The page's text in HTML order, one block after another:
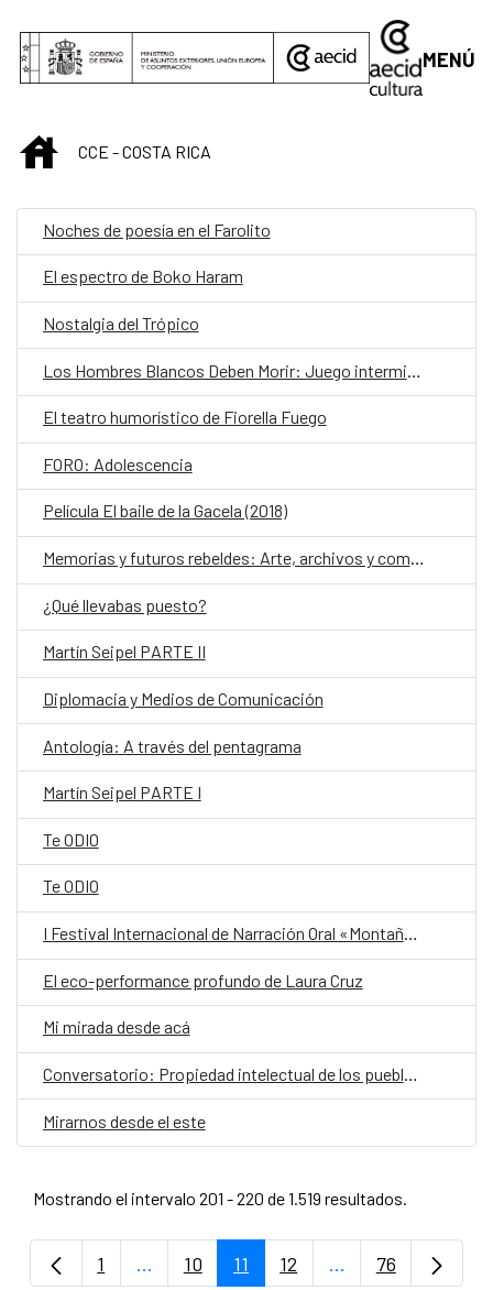
MENÚ
INICIO
CCE - COSTA RICA
Noches de poesía en el Farolito
El espectro de Boko Haram
Nostalgia del Trópico
El teatro humorístico de Fiorella Fuego
FORO: Adolescencia
Película El baile de la Gacela (2018)
Memorias y futuros rebeldes: Arte, archivos y comunidad ante el autoritarismo en Nicaragua y Centroamérica
¿Qué llevabas puesto?
Martín Seipel PARTE II
Diplomacia y Medios de Comunicación
Antología: A través del pentagrama
Martín Seipel PARTE I
Te ODIO
Te ODIO
I Festival Internacional de Narración Oral «Montaña de Palabras»
El eco-performance profundo de Laura Cruz
Mi mirada desde acá
Conversatorio: Propiedad intelectual de los pueblos indígenas y la apropiación cultural
Mirarnos desde el este
Mostrando el intervalo 201 - 220 de 1.519 resultados.
Página
1 ...Páginas intermedias Use TAB para
Página
10 Página
11 Página
12 ...PáginasPágina
76